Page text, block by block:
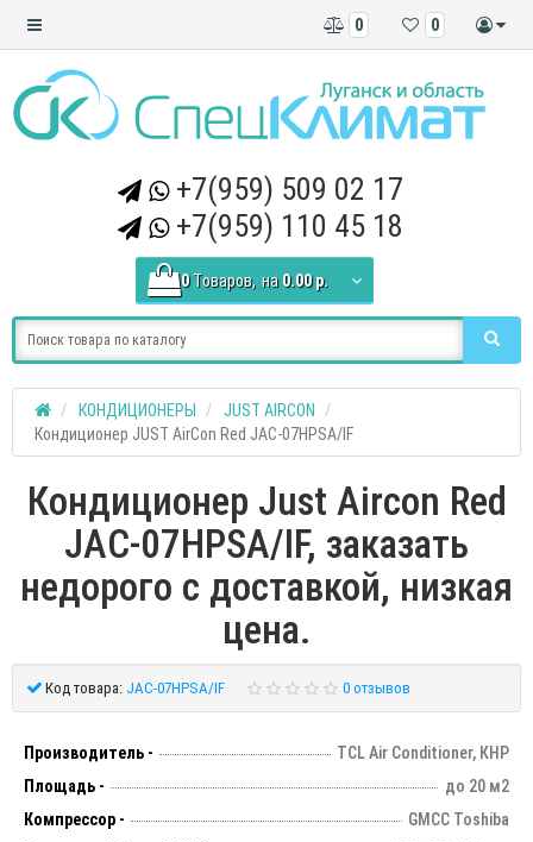
0
0
+7(959) 509 02 17
+7(959) 110 45 18
0 Tоваров, на 0.00 р.
КОНДИЦИОНЕРЫ
JUST AIRCON
Кондиционер JUST AirCon Red JAC-07HPSA/IF
Кондиционер Just Aircon Red
JAC-07HPSA/IF, заказать
недорого с доставкой, низкая
цена.
Код товара: JAC-07HPSA/IF 0 отзывов
Производитель -
TCL Air Conditioner, КНР
Площадь -
до 20 м2
Компрессор -
GMCC Toshiba